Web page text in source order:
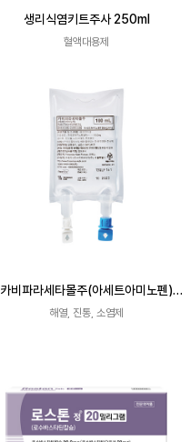
생리식염키트주사 250ml
혈액대용제
카비파라세타몰주(아세트아미노펜)
해열, 진통, 소염제